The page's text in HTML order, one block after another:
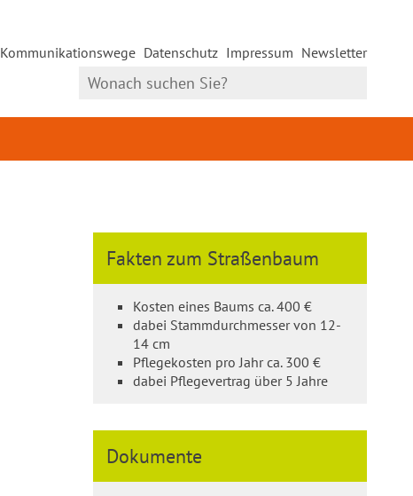
Kommunikationswege Datenschutz Impressum Newsletter
Fakten zum Straßenbaum
Kosten eines Baums ca. 400 €
dabei Stammdurchmesser von 12-
14 cm
Pflegekosten pro Jahr ca. 300 €
dabei Pflegevertrag über 5 Jahre
Dokumente